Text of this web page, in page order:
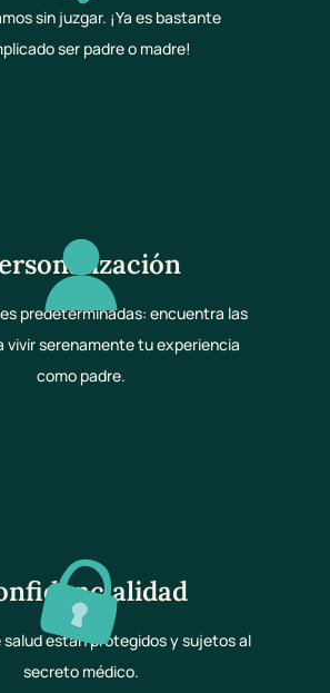
sin juzgar. ¡Ya es bastante
ser padre o madre!
predeterminadas: encuentra las
vivir serenamente tu experiencia
como padre.
salud están protegidos y sujetos al
secreto médico.